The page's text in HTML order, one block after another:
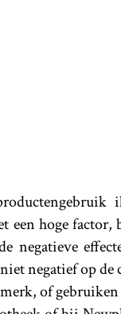
een hoge factor,
negatieve
negatief op de
of